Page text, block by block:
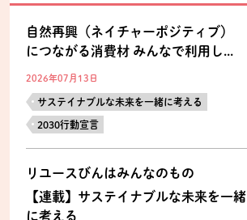
自然再興（ネイチャーポジティブ）
につながる消費材 みんなで利用し...
2026年07月13日
サステイナブルな未来を一緒に考える
2030行動宣言
リユースびんはみんなのもの
【連載】サステイナブルな未来を一緒
に考える